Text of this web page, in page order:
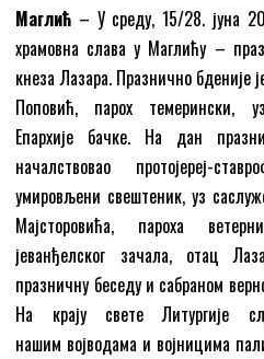
Маглић – У среду, 15/28. јуна
храмовна слава у Маглићу –
кнеза Лазара. Празнично бденије
Поповић, парох темерински,
Епархије бачке. На дан
началствовао протојереј-
умировљени свештеник, уз
Мајсторовића, пароха
јеванђелског зачала, отац
празничну беседу и сабраном
На крају свете Литургије
нашим војводама и војницима